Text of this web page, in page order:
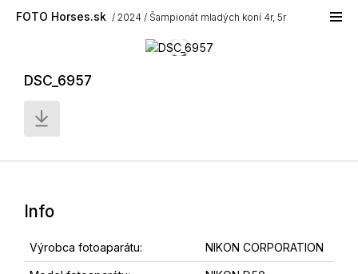
FOTO Horses.sk 2024 Šampionát mladých koní 4r, 5r
DSC_6957
Info
Výrobca fotoaparátu: NIKON CORPORATION